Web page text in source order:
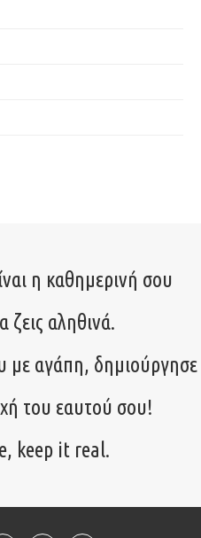
η καθημερινή σου
ζεις αληθινά.
με αγάπη, δημιούργησε
του εαυτού σου!
keep it real.